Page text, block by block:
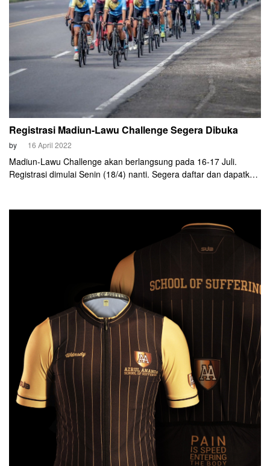
Registrasi Madiun-Lawu Challenge Segera Dibuka
by 16 April 2022
Madiun-Lawu Challenge akan berlangsung pada 16-17 Juli.
Registrasi dimulai Senin (18/4) nanti. Segera daftar dan dapatkan